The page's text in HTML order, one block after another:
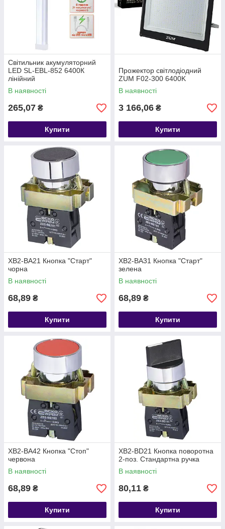
Світильник акумуляторний
LED SL-EBL-852 6400К
лінійний
В наявності
265,07 ₴
Купити
Прожектор світлодіодний
ZUM F02-300 6400K
В наявності
3 166,06 ₴
Купити
XB2-BA21 Кнопка "Старт"
чорна
В наявності
68,89 ₴
Купити
XB2-BA31 Кнопка "Старт"
зелена
В наявності
68,89 ₴
Купити
XB2-BA42 Кнопка "Стоп"
червона
В наявності
68,89 ₴
Купити
XB2-BD21 Кнопка поворотна
2-поз. Стандартна ручка
В наявності
80,11 ₴
Купити